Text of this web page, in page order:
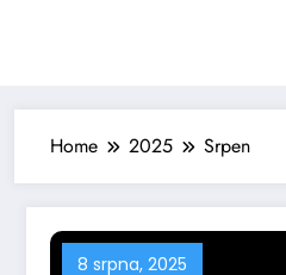
Home 2025 Srpen
8 srpna, 2025